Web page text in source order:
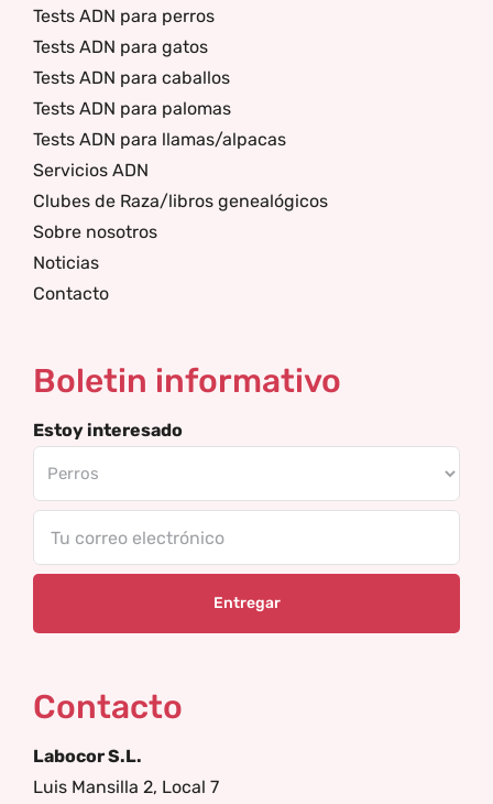
Tests ADN para perros
Tests ADN para gatos
Tests ADN para caballos
Tests ADN para palomas
Tests ADN para llamas/alpacas
Servicios ADN
Clubes de Raza/libros genealógicos
Sobre nosotros
Noticias
Contacto
Boletin informativo
Estoy interesado
electrónico
Contacto
Labocor S.L.
Luis Mansilla 2, Local 7